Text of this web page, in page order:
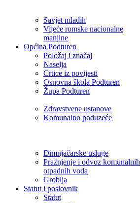
Savjet mladih
Vijeće romske nacionalne
manjine
Općina Podturen
Položaj i značaj
Naselja
Crtice iz povijesti
Osnovna škola Podturen
Župa Podturen
Zdravstvene ustanove
Komunalno poduzeće
Dimnjačarske usluge
Pražnjenje i odvoz komunalnih
otpadnih voda
Groblja
Statut i poslovnik
Statut